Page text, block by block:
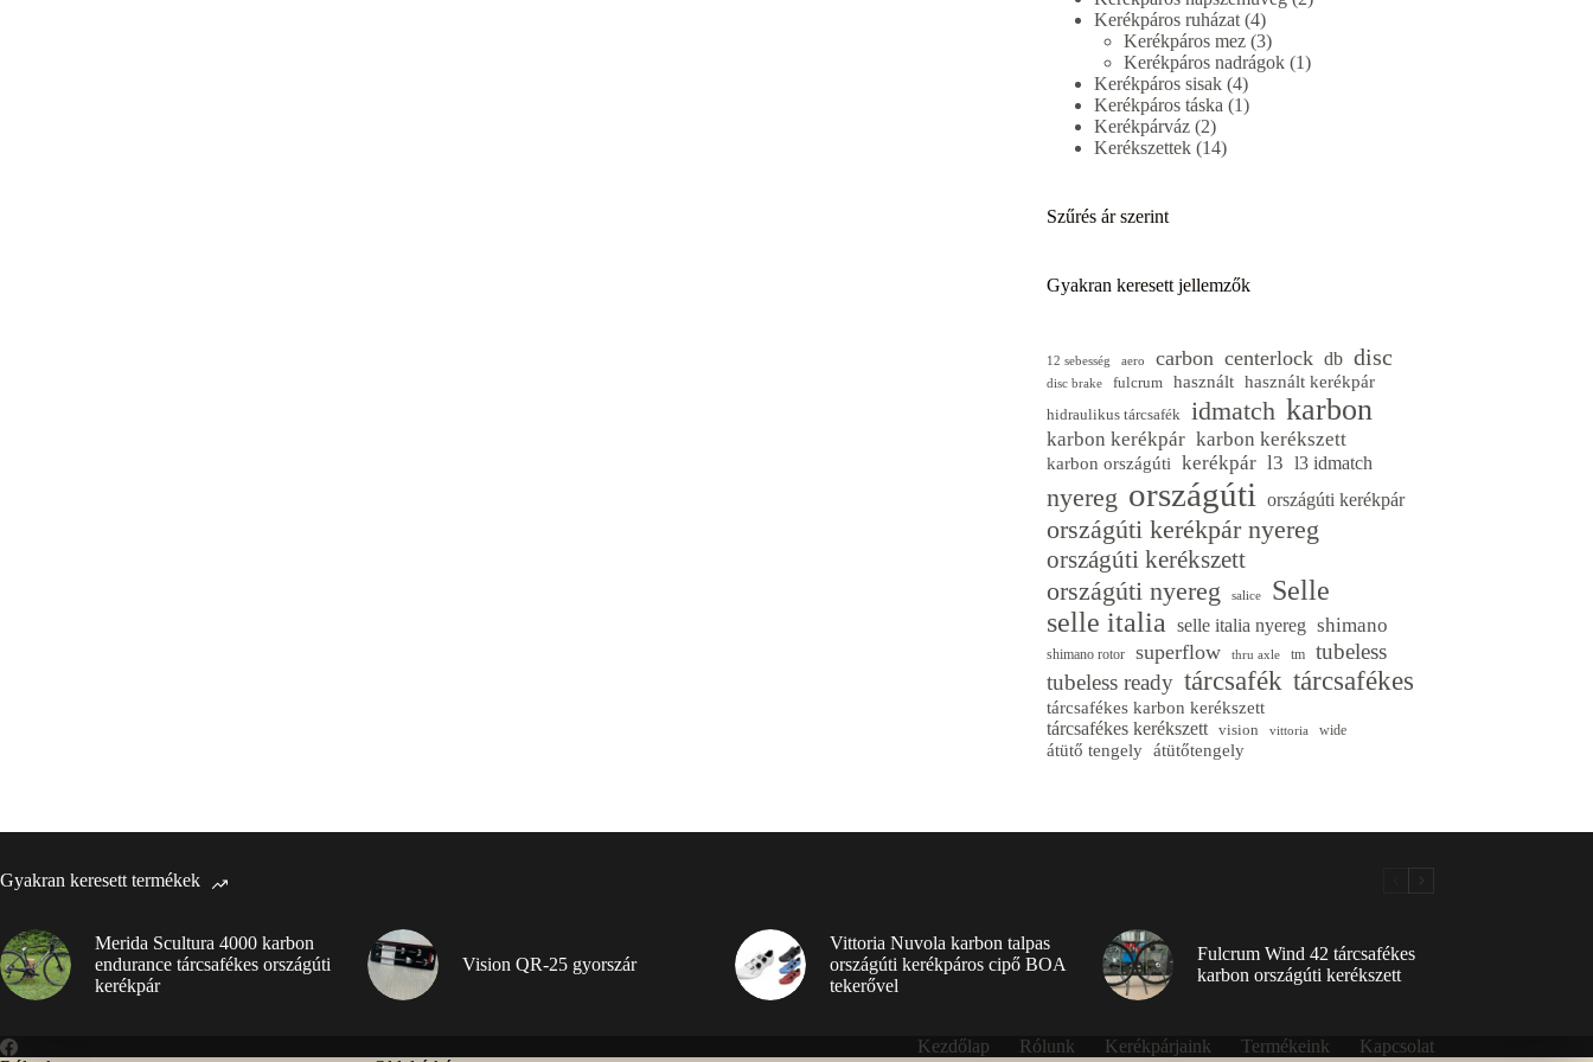
Kerékpáros ruházat 44
termék
Kerékpáros mez 33
termék
Kerékpáros nadrágok 11
Kerékpáros sisak 44
termék
Kerékpáros táska 11
Kerékpárváz 22
termék
Kerékszettek 1414
Szűrés ár szerint
Gyakran keresett jellemzők
12 sebesség aero carbon centerlock db disc
disc brake fulcrum használt használt kerékpár
hidraulikus tárcsafék idmatch karbon
karbon kerékpár karbon kerékszett
karbon országúti kerékpár l3 l3 idmatch
nyereg országúti országúti kerékpár
országúti kerékpár nyereg
országúti kerékszett
országúti nyereg salice
Selle
selle italia
selle italia nyereg shimano
shimano rotor superflow thru axle tm
tubeless
tubeless ready tárcsafék tárcsafékes
tárcsafékes karbon kerékszett
tárcsafékes kerékszett vision vittoria wide
átütő tengely átütőtengely
Gyakran keresett termékek
Merida Scultura 4000 karbon
endurance tárcsafékes országúti
kerékpár
Vision QR-25 gyorszár
Vittoria Nuvola karbon talpas
országúti kerékpáros cipő BOA
tekerővel
Fulcrum Wind 42 tárcsafékes
karbon országúti kerékszett
Kezdőlap Rólunk Kerékpárjaink Termékeink
Kapcsolat